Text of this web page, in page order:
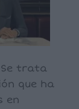
Se trata
que ha
en